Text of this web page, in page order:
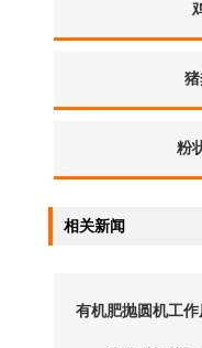
粉
相关新闻
有机肥抛圆机工
度整形设备